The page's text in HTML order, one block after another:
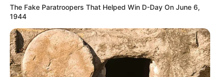
A délutáni nap visszatükrözi aprólékosan
kidolgozott páncéljukat, minden darab többet ér,
mint egy hétköznapi munkás élete során. A föld
remeg a paták mennydörgése alatt, amikor két
páncélozott titán rohamos sebességgel rohan
egymás felé. De valami katasztrofálisan rosszul
The Fake Paratroopers That Helped Win D-Day On June 6,
1944